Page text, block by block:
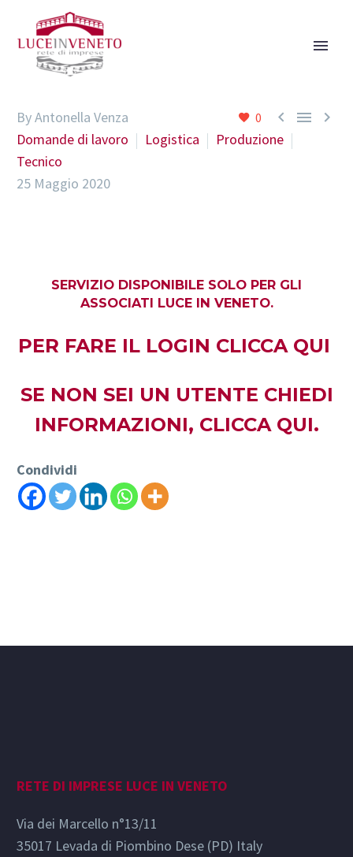
0   
By Antonella Venza
Domande di lavoro
Logistica
Produzione
Tecnico
25 Maggio 2020
SERVIZIO DISPONIBILE SOLO PER GLI
ASSOCIATI LUCE IN VENETO.
PER FARE IL LOGIN CLICCA QUI
SE NON SEI UN UTENTE CHIEDI
INFORMAZIONI, CLICCA QUI.
Condividi
RETE DI IMPRESE LUCE IN VENETO
Via dei Marcello n°13/11
35017 Levada di Piombino Dese (PD) Italy